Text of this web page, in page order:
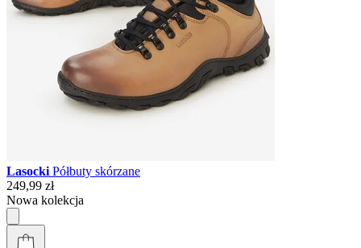
Lasocki Półbuty skórzane
249,99 zł
Nowa kolekcja